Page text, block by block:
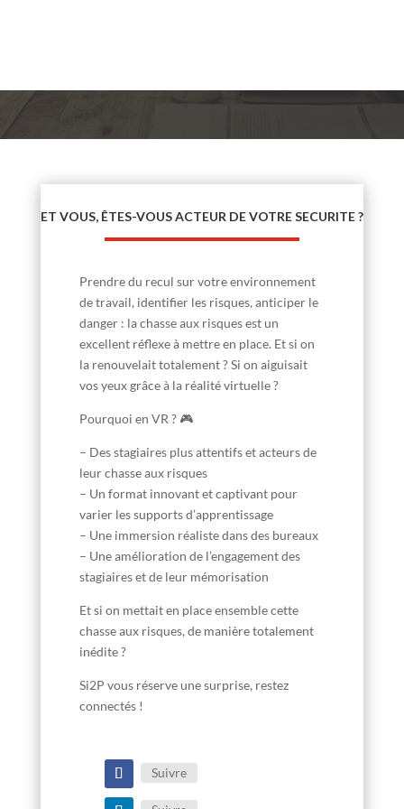
ET VOUS, ÊTES-VOUS ACTEUR DE VOTRE SECURITE ?
Prendre du recul sur votre environnement
de travail, identifier les risques, anticiper le
danger : la chasse aux risques est un
excellent réflexe à mettre en place. Et si on
la renouvelait totalement ? Si on aiguisait
vos yeux grâce à la réalité virtuelle ?
Pourquoi en VR ? 🎮
– Des stagiaires plus attentifs et acteurs de
leur chasse aux risques
– Un format innovant et captivant pour
varier les supports d’apprentissage
– Une immersion réaliste dans des bureaux
– Une amélioration de l’engagement des
stagiaires et de leur mémorisation
Et si on mettait en place ensemble cette
chasse aux risques, de manière totalement
inédite ?
Si2P vous réserve une surprise, restez
connectés !
Suivre